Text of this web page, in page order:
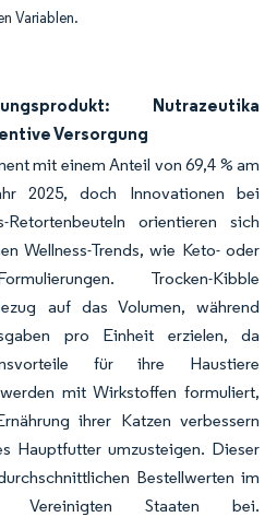
Variablen.
Nutrazeutika
Versorgung
mit einem Anteil von 69,4 % am
2025, doch Innovationen bei
Retortenbeuteln orientieren sich
Wellness-Trends, wie Keto- oder
Trocken-Kibble
auf das Volumen, während
pro Einheit erzielen, da
für ihre Haustiere
mit Wirkstoffen formuliert,
ihrer Katzen verbessern
Hauptfutter umzusteigen. Dieser
Bestellwerten im
Vereinigten Staaten bei.